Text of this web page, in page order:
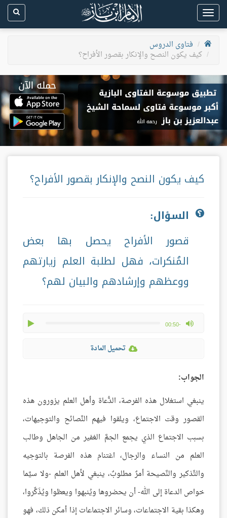
Toggle
navigation
فتاوى الدروس
كيف يكون النصح والإنكار بقصور الأفراح؟
كيف يكون النصح والإنكار بقصور الأفراح؟
السؤال:
قصور الأفراح يحصل بها بعض
المُنكرات، فهل لطلبة العلم زيارتهم
ووعظهم وإرشادهم والبيان لهم؟
-00:50
max volume
تحميل المادة
الجواب:
ينبغي استغلال هذه الفرصة، الدُّعاة وأهل العلم يزورون هذه
القصور وقت الاجتماع، ويلقوا فيهم النَّصائح والتوجيهات،
بسبب الاجتماع الذي يجمع الجمَّ الغفير من الجاهل وطالب
العلم من النساء والرجال، اغتنام هذه الفرصة بالتوجيه
والتَّذكير والنَّصيحة أمرٌ مطلوبٌ، ينبغي لأهل العلم -ولا سيَّما
خواص الدعاة إلى الله- أن يحضروها ويُنبهوا ويعظوا ويُذَكِّروا،
وهكذا بقية الاجتماعات، وسائر الاجتماعات إذا أمكن ذلك، فهو